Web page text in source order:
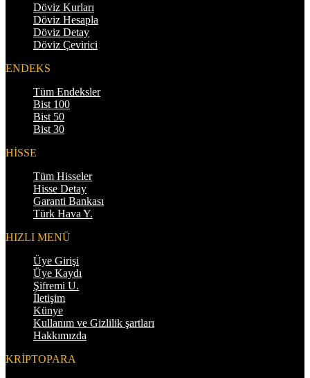
Döviz Kurları
Döviz Hesapla
Döviz Detay
Döviz Çevirici
ENDEKS
Tüm Endeksler
Bist 100
Bist 50
Bist 30
HİSSE
Tüm Hisseler
Hisse Detay
Garanti Bankası
Türk Hava Y.
HIZLI MENÜ
Üye Girişi
Üye Kaydı
Şifremi U.
İletişim
Künye
Kullanım ve Gizlilik şartları
Hakkımızda
KRİPTOPARA